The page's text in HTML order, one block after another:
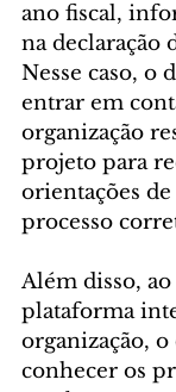
ano fiscal,
na declaração
Nesse caso, o
entrar em
organização
projeto para
orientações
processo
Além disso, ao
plataforma
organização,
conhecer os